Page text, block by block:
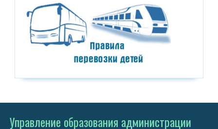
Управление образования администрации